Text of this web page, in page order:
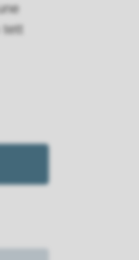
tett